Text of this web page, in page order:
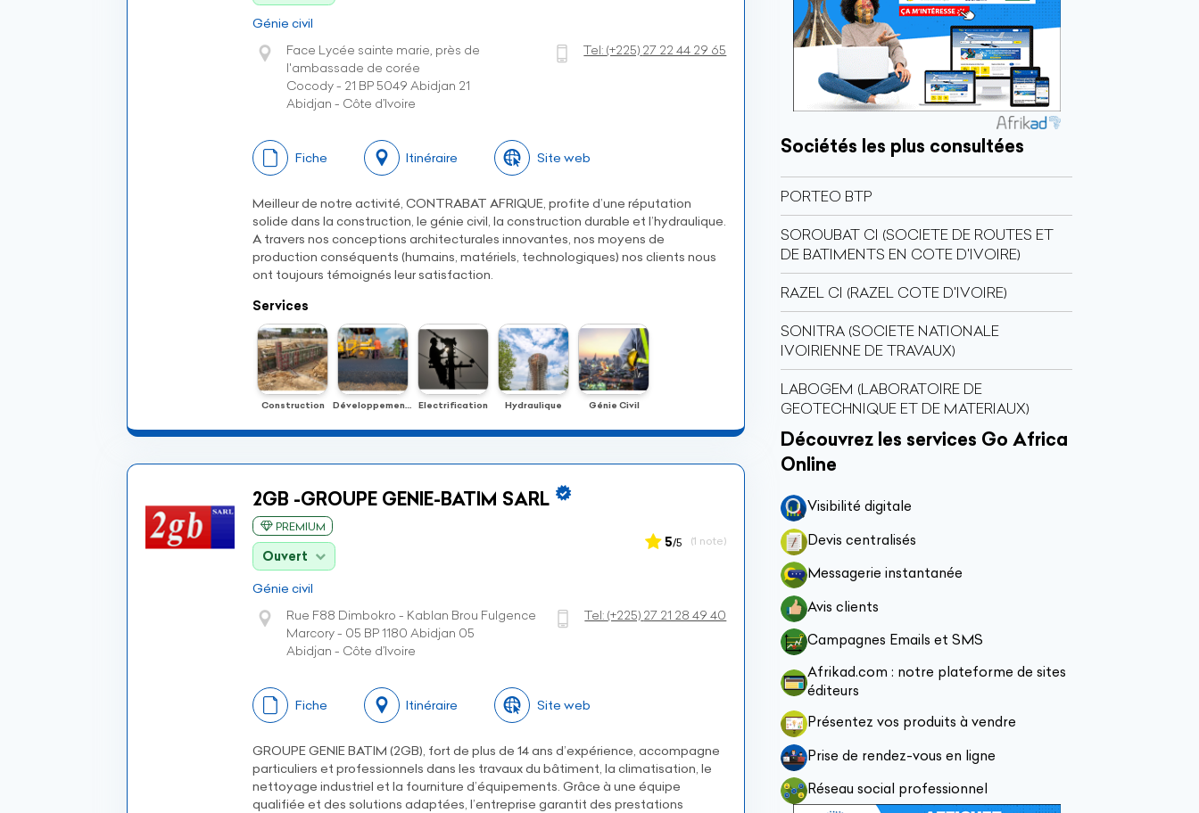
Génie civil
Face Lycée sainte marie, près de
l'ambassade de corée
Cocody - 21 BP 5049 Abidjan 21
Abidjan - Côte d’Ivoire
Tel:(+225) 27 22 44 29 65
Fiche Itinéraire Site web
Meilleur de notre activité, CONTRABAT AFRIQUE, profite d’une réputation
solide dans la construction, le génie civil, la construction durable et l’hydraulique.
A travers nos conceptions architecturales innovantes, nos moyens de
production conséquents (humains, matériels, technologiques) nos clients nous
ont toujours témoignés leur satisfaction.
Services
Construction Développement Rurale Electrification Hydraulique Génie Civil
2GB -GROUPE GENIE-BATIM SARL
PREMIUM
Ouvert
Génie civil
5/5 (1 note)
Rue F88 Dimbokro - Kablan Brou Fulgence
Marcory - 05 BP 1180 Abidjan 05
Abidjan - Côte d’Ivoire
Tel:(+225) 27 21 28 49 40
Fiche Itinéraire Site web
GROUPE GENIE BATIM (2GB), fort de plus de 14 ans d’expérience, accompagne
particuliers et professionnels dans les travaux du bâtiment, la climatisation, le
nettoyage industriel et la fourniture d’équipements. Grâce à une équipe
qualifiée et des solutions adaptées, l’entreprise garantit des prestations
Sociétés les plus consultées
PORTEO BTP
SOROUBAT CI (SOCIETE DE ROUTES ET
DE BATIMENTS EN COTE D'IVOIRE)
RAZEL CI (RAZEL COTE D'IVOIRE)
SONITRA (SOCIETE NATIONALE
IVOIRIENNE DE TRAVAUX)
LABOGEM (LABORATOIRE DE
GEOTECHNIQUE ET DE MATERIAUX)
Découvrez les services Go Africa
Online
Visibilité digitale
Devis centralisés
Messagerie instantanée
Avis clients
Campagnes Emails et SMS
Afrikad.com : notre plateforme de sites
éditeurs
Présentez vos produits à vendre
Prise de rendez-vous en ligne
Réseau social professionnel